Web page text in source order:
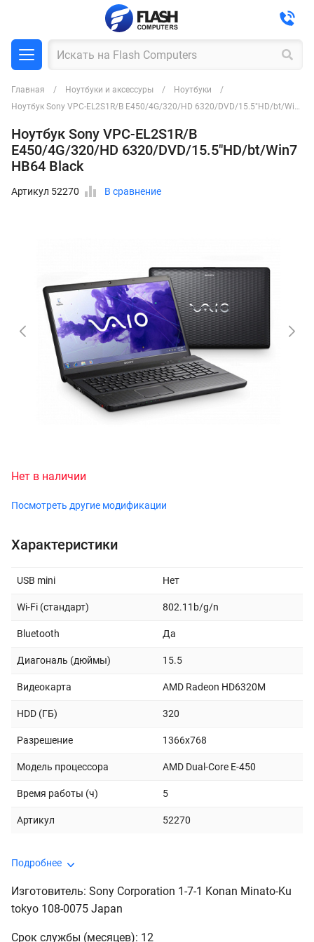
Главная Ноутбуки и аксессуры
Ноутбуки
Ноутбук Sony VPC-EL2S1R/B E450/4G/320/HD 6320/DVD/15.5"HD/bt/Win7 HB64 Black
Ноутбук Sony VPC-EL2S1R/B
E450/4G/320/HD 6320/DVD/15.5"HD/bt/Win7
HB64 Black
Артикул 52270 В сравнение
Нет в наличии
Посмотреть другие модификации
Характеристики
USB mini Нет
Wi-Fi (стандарт) 802.11b/g/n
Bluetooth Да
Диагональ (дюймы) 15.5
Видеокарта AMD Radeon HD6320M
HDD (ГБ) 320
Разрешение 1366x768
Модель процессора AMD Dual-Core E-450
Время работы (ч) 5
Артикул 52270
Подробнее
Изготовитель: Sony Corporation 1-7-1 Konan Minato-Ku
tokyo 108-0075 Japan
Срок службы (месяцев): 12